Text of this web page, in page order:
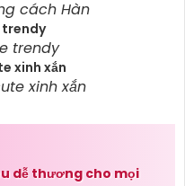
cách Hàn
trendy
xinh xắn
dễ thương cho mọi